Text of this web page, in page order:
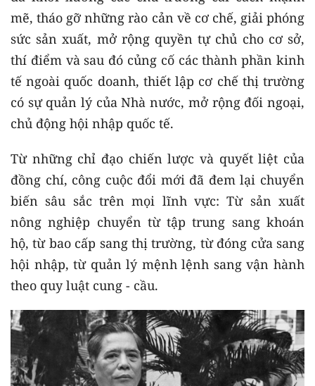
mẽ, tháo gỡ những rào cản về cơ chế, giải phóng
sức sản xuất, mở rộng quyền tự chủ cho cơ sở,
thí điểm và sau đó củng cố các thành phần kinh
tế ngoài quốc doanh, thiết lập cơ chế thị trường
có sự quản lý của Nhà nước, mở rộng đối ngoại,
chủ động hội nhập quốc tế.
Từ những chỉ đạo chiến lược và quyết liệt của
đồng chí, công cuộc đổi mới đã đem lại chuyển
biến sâu sắc trên mọi lĩnh vực: Từ sản xuất
nông nghiệp chuyển từ tập trung sang khoán
hộ, từ bao cấp sang thị trường, từ đóng cửa sang
hội nhập, từ quản lý mệnh lệnh sang vận hành
theo quy luật cung - cầu.